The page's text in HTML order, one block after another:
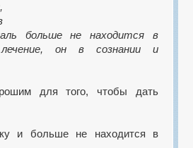
больше не находится в
он в сознании и
для того, чтобы дать
и больше не находится в